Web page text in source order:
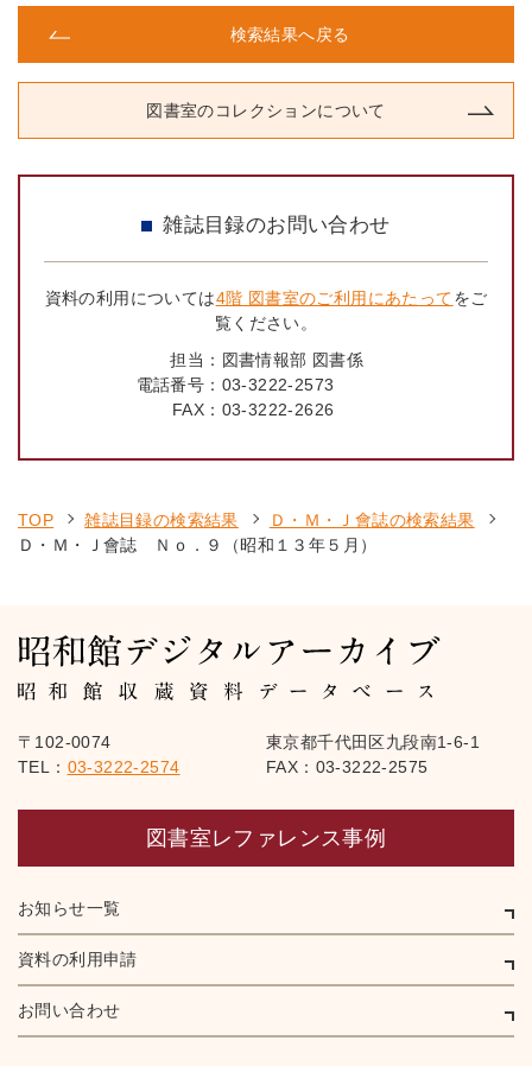
検索結果へ戻る
図書室のコレクションについて
雑誌目録のお問い合わせ
資料の利用については4階 図書室のご利用にあたってをご
覧ください。
担当： 図書情報部 図書係
電話番号： 03-3222-2573
FAX： 03-3222-2626
TOP 雑誌目録の検索結果
Ｄ・Ｍ・Ｊ會誌の検索結果
Ｄ・Ｍ・Ｊ會誌 Ｎｏ．９（昭和１３年５月）
〒102-0074
東京都千代田区九段南1-6-1
TEL： 03-3222-2574 FAX：03-3222-2575
図書室レファレンス事例
お知らせ一覧
資料の利用申請
お問い合わせ